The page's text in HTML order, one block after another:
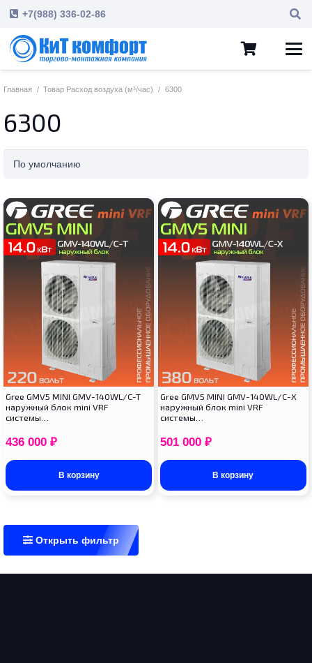
+7(988) 336-02-86
Главная / Товар Расход воздуха (м³/час) / 6300
6300
Gree GMV5 MINI GMV-140WL/C-T
наружный блок mini VRF
системы…
436 000 ₽
В корзину
Gree GMV5 MINI GMV-140WL/C-X
наружный блок mini VRF
системы…
501 000 ₽
В корзину
Открыть фильтр